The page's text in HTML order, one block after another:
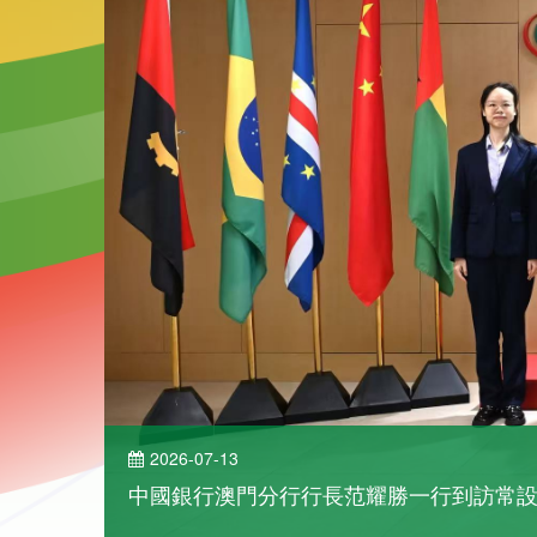
解詳情
2026-07-13
中國銀行澳門分行行長范耀勝一行到訪常